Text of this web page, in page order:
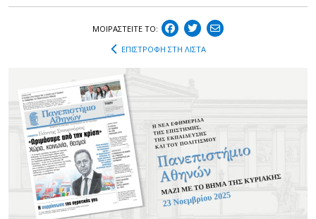
ΜΟΙΡΑΣΤEIΤΕ ΤΟ:
ΕΠΙΣΤΡΟΦΗ ΣΤΗ ΛΙΣΤΑ